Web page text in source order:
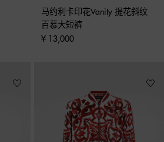
马约利卡印花Vanity 提花斜纹
百慕大短裤
¥ 13,000